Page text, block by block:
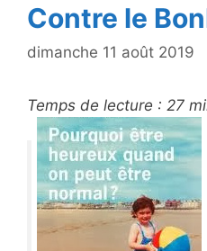
Contre le
dimanche 11 août 2019
Temps de lecture : 27